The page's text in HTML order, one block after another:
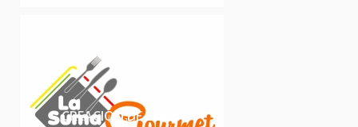
LOGO
CREACIÓN DE LOGO